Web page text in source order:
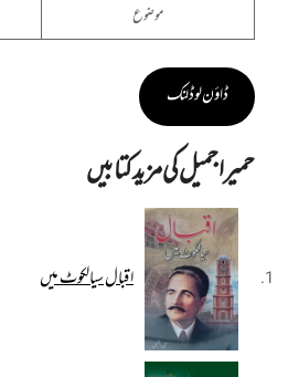
موضوع
ڈاؤن لوڈ لنک
حمیرا جمیل کی مزید کتابیں
اقبال سیالکوٹ میں